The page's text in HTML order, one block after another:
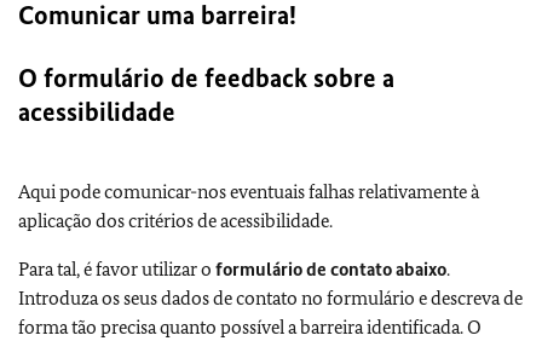
Comunicar uma barreira!
O formulário de feedback sobre a
acessibilidade
Aqui pode comunicar-nos eventuais falhas relativamente à
aplicação dos critérios de acessibilidade.
Para tal, é favor utilizar o formulário de contato abaixo.
Introduza os seus dados de contato no formulário e descreva de
forma tão precisa quanto possível a barreira identificada. O